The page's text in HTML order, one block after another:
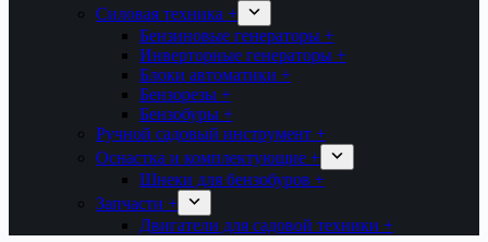
Силовая техника +
Бензиновые генераторы +
Инверторные генераторы +
Блоки автоматики +
Бензорезы +
Бензобуры +
Ручной садовый инструмент +
Оснастка и комплектующие +
Шнеки для бензобуров +
Запчасти +
Двигатели для садовой техники +